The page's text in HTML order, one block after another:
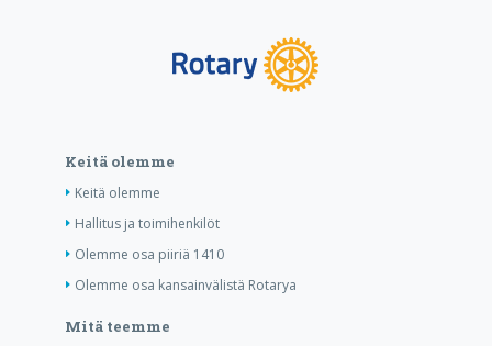
Keitä olemme
Keitä olemme
Hallitus ja toimihenkilöt
Olemme osa piiriä 1410
Olemme osa kansainvälistä Rotarya
Mitä teemme